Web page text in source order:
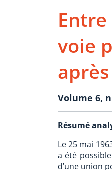
voie
après
Volume 6,
Résumé
Le 25 mai
a été
d’une union